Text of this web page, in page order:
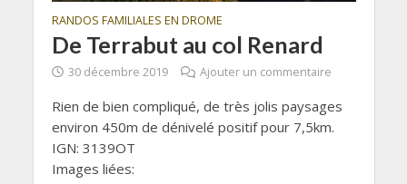
RANDOS FAMILIALES EN DROME
De Terrabut au col Renard
30 décembre 2019 Ajouter un commentaire
Rien de bien compliqué, de très jolis paysages
environ 450m de dénivelé positif pour 7,5km.
IGN: 3139OT
Images liées: